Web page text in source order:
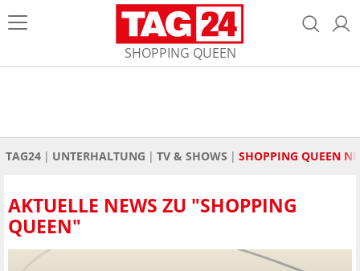
SHOPPING QUEEN
TAG24 UNTERHALTUNG TV & SHOWS SHOPPING QUEEN
AKTUELLE NEWS ZU "SHOPPING
QUEEN"